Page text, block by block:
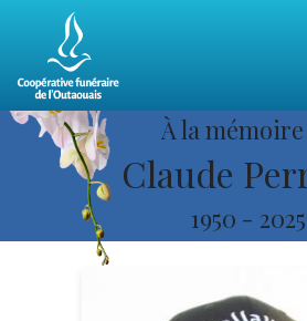
À la mémoire
Claude
1950 - 2025